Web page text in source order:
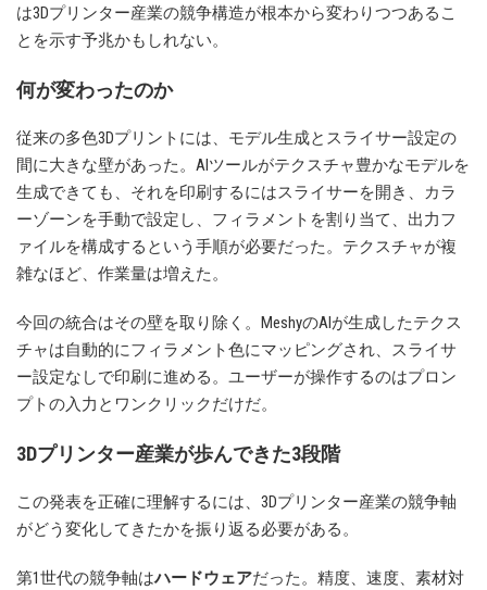
は3Dプリンター産業の競争構造が根本から変わりつつあるこ
とを示す予兆かもしれない。
何が変わったのか
従来の多色3Dプリントには、モデル生成とスライサー設定の
間に大きな壁があった。AIツールがテクスチャ豊かなモデルを
生成できても、それを印刷するにはスライサーを開き、カラ
ーゾーンを手動で設定し、フィラメントを割り当て、出力フ
ァイルを構成するという手順が必要だった。テクスチャが複
雑なほど、作業量は増えた。
今回の統合はその壁を取り除く。MeshyのAIが生成したテクス
チャは自動的にフィラメント色にマッピングされ、スライサ
ー設定なしで印刷に進める。ユーザーが操作するのはプロン
プトの入力とワンクリックだけだ。
3Dプリンター産業が歩んできた3段階
この発表を正確に理解するには、3Dプリンター産業の競争軸
がどう変化してきたかを振り返る必要がある。
第1世代の競争軸はハードウェアだった。精度、速度、素材対